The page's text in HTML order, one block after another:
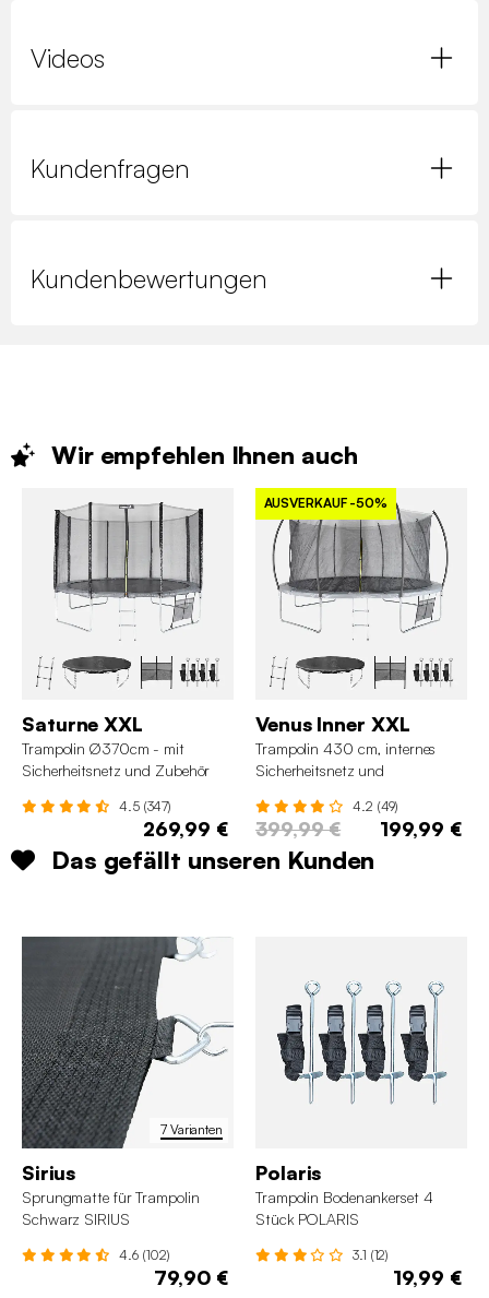
Videos
Kundenfragen
Kundenbewertungen
Wir empfehlen Ihnen auch
Saturne XXL
Trampolin Ø370cm - mit
Sicherheitsnetz und Zubehör
4.5 (347)
269,99 €
AUSVERKAUF -50%
Venus Inner XXL
Trampolin 430 cm, internes
Sicherheitsnetz und
4.2 (49)
399,99 € 199,99 €
Das gefällt unseren Kunden
7 Varianten
Sirius
Sprungmatte für Trampolin
Schwarz SIRIUS
4.6 (102)
79,90 €
Polaris
Trampolin Bodenankerset 4
Stück POLARIS
3.1 (12)
19,99 €